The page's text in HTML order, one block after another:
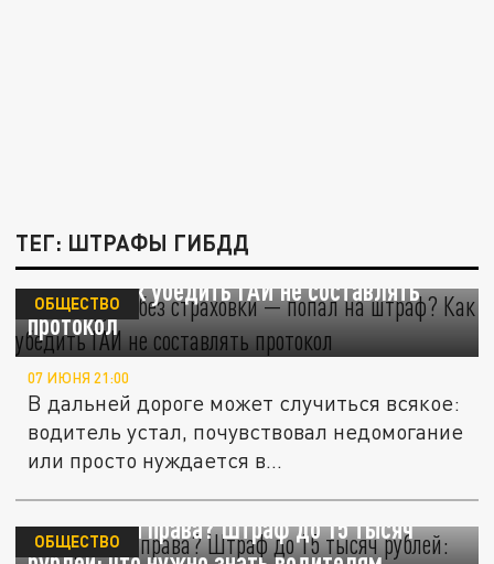
ТЕГ: ШТРАФЫ ГИБДД
Сел за руль без страховки — попал на
штраф? Как убедить ГАИ не составлять
протокол
ОБЩЕСТВО
07 ИЮНЯ 21:00
В дальней дороге может случиться всякое:
водитель устал, почувствовал недомогание
или просто нуждается в...
Просрочили права? Штраф до 15 тысяч
ОБЩЕСТВО